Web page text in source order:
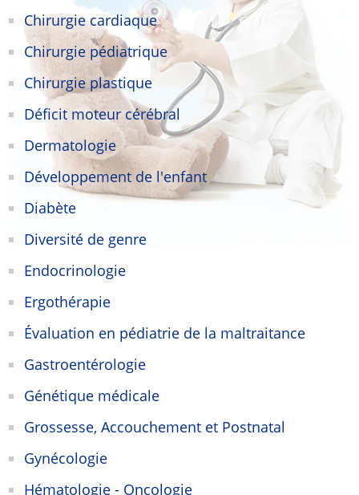
Chirurgie cardiaque
Chirurgie pédiatrique
Chirurgie plastique
Déficit moteur cérébral
Dermatologie
Développement de l'enfant
Diabète
Diversité de genre
Endocrinologie
Ergothérapie
Évaluation en pédiatrie de la maltraitance
Gastroentérologie
Génétique médicale
Grossesse, Accouchement et Postnatal
Gynécologie
Hématologie - Oncologie